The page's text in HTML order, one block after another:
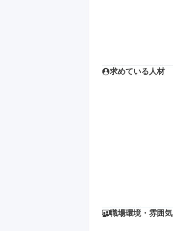
求めている人材
職場環境・雰囲気